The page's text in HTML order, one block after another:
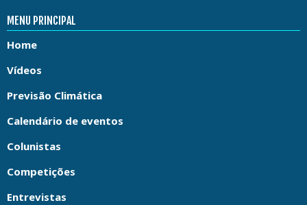
MENU PRINCIPAL
Home
Vídeos
Previsão Climática
Calendário de eventos
Colunistas
Competições
Entrevistas